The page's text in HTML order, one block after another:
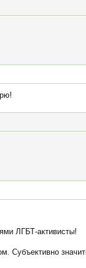
ЛГБТ-активисты!
Субъективно